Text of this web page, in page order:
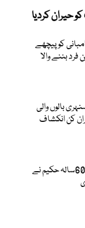
حیران کردیا
کو پیچھے
فرد بننے والا
بالوں والی
کن انکشاف
پہلے پیار ہوا اور پھر نکاح کیا، 60سالہ حکیم نے